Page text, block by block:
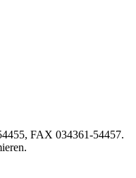
FAX 034361-54457.